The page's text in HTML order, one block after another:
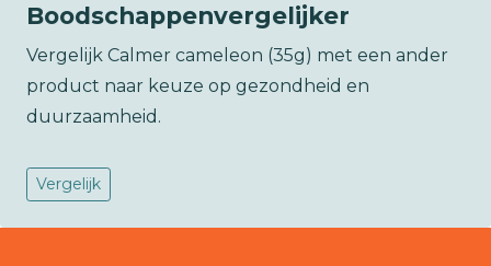
Boodschappenvergelijker
Vergelijk Calmer cameleon (35g) met een ander
product naar keuze op gezondheid en
duurzaamheid.
Vergelijk